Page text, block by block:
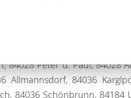
84028 Peter u. Paul, 84028
Allmannsdorf, 84036
84036 Schönbrunn,